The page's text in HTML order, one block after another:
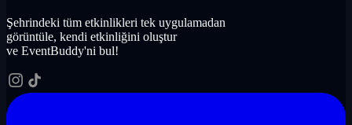
Şehrindeki tüm etkinlikleri tek uygulamadan
görüntüle, kendi etkinliğini oluştur
ve EventBuddy'ni bul!